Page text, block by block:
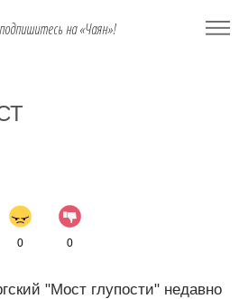
на «Чаян»!
0 0
"Мост глупости" недавно